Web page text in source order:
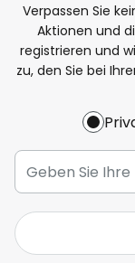
Verpassen Sie
Aktionen und
registrieren und
zu, den Sie bei